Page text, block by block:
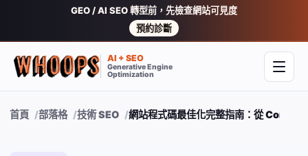
GEO / AI SEO 轉型前，先檢查網站可見度
預約診斷
AI + SEO
Generative Engine
Optimization
開啟
首頁 部落格 技術 SEO 網站程式碼最佳化完整指南：從 Core